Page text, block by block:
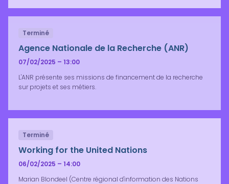
Terminé
Agence Nationale de la Recherche (ANR)
07/02/2025 – 13:00
L'ANR présente ses missions de financement de la recherche
sur projets et ses métiers.
Terminé
Working for the United Nations
06/02/2025 – 14:00
Marian Blondeel (Centre régional d'information des Nations